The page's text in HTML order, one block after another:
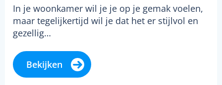
In je woonkamer wil je je op je gemak voelen,
maar tegelijkertijd wil je dat het er stijlvol en
gezellig…
Bekijken